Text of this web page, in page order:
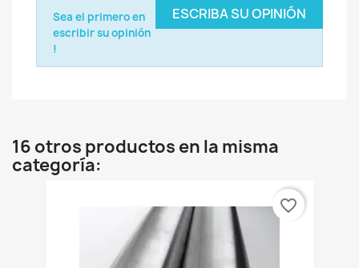
ESCRIBA SU OPINIÓN
Sea el primero en
escribir su opinión
!
16 otros productos en la misma
categoría:
favorite_border